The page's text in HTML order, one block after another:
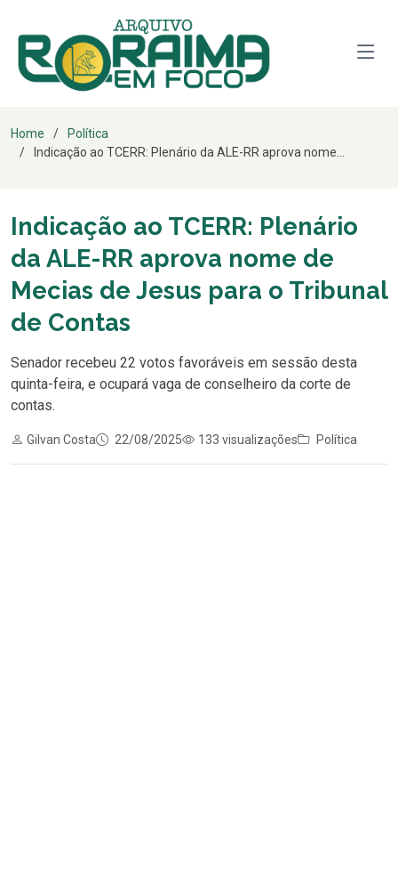
Home
Política
Indicação ao TCERR: Plenário da ALE-RR aprova nome...
Indicação ao TCERR: Plenário
da ALE-RR aprova nome de
Mecias de Jesus para o Tribunal
de Contas
Senador recebeu 22 votos favoráveis em sessão desta
quinta-feira, e ocupará vaga de conselheiro da corte de
contas.
Gilvan Costa 22/08/2025 133 visualizações Política